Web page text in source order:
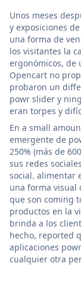
Unos meses
y exposiciones
una forma de
los visitantes la
ergonómicos, de
Opencart no
probaron un
powr slider y
eran torpes y
En a small
emergente de
250% (más de
sus redes
social. alimentar
una forma visual
que son coming
productos en la
brinda a los
hecho, reported
aplicaciones
cualquier otra